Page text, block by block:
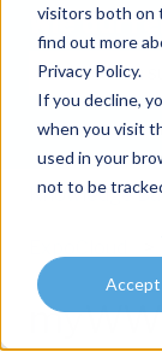
visitors both on
find out more
Privacy Policy.
If you decline,
when you visit
used in your
not to be
Accept
Wie
Es gibt keine
Knowledge